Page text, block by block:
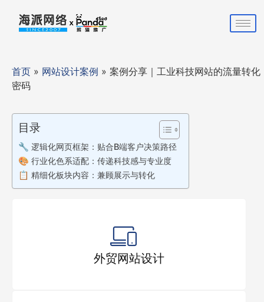
首页 » 网站设计案例 » 案例分享｜工业科技网站的流量转化
密码
目录
🔧 逻辑化网页框架：贴合B端客户决策路径
🎨 行业化色系适配：传递科技感与专业度
📋 精细化板块内容：兼顾展示与转化
外贸网站设计